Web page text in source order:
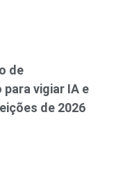
de
vigiar IA e
de 2026